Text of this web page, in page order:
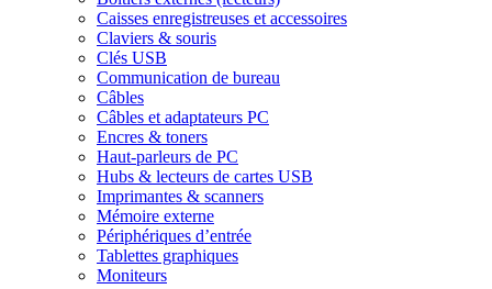
Caisses enregistreuses et accessoires
Claviers & souris
Clés USB
Communication de bureau
Câbles
Câbles et adaptateurs PC
Encres & toners
Haut-parleurs de PC
Hubs & lecteurs de cartes USB
Imprimantes & scanners
Mémoire externe
Périphériques d’entrée
Tablettes graphiques
Moniteurs